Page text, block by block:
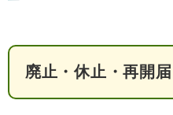
廃止・休止・再開届